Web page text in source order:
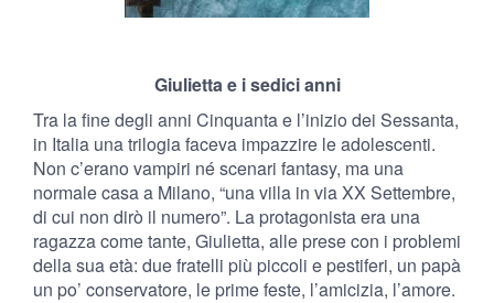
Giulietta e i sedici anni
Tra la fine degli anni Cinquanta e l’inizio dei Sessanta,
in Italia una trilogia faceva impazzire le adolescenti.
Non c’erano vampiri né scenari fantasy, ma una
normale casa a Milano, “una villa in via XX Settembre,
di cui non dirò il numero”. La protagonista era una
ragazza come tante, Giulietta, alle prese con i problemi
della sua età: due fratelli più piccoli e pestiferi, un papà
un po’ conservatore, le prime feste, l’amicizia, l’amore.